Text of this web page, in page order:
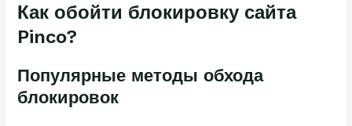
Как обойти блокировку сайта
Pinco?
Популярные методы обхода
блокировок